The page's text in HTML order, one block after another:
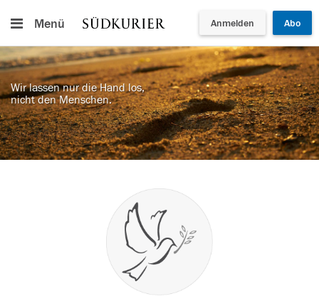
Menü Anmelden Abo
Wir lassen nur die Hand los,
nicht den Menschen.